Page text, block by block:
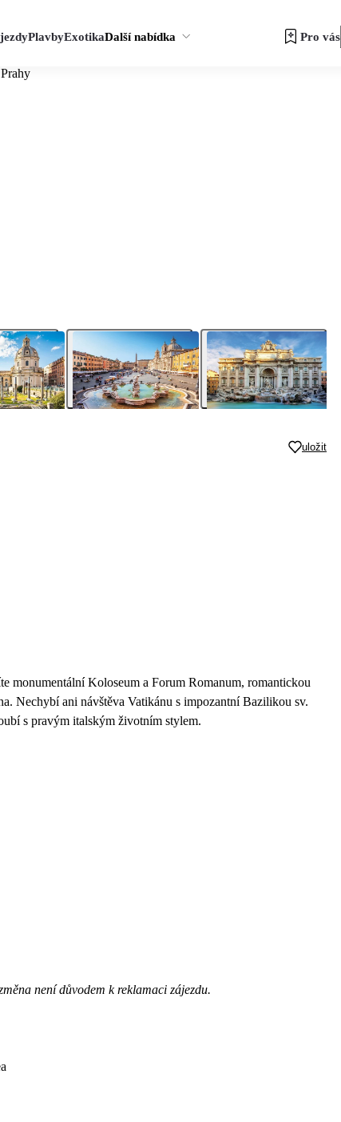
PlavbyExotikaDalší nabídka Pro vás
uložit
monumentální Koloseum a Forum Romanum, romantickou
Nechybí ani návštěva Vatikánu s impozantní Bazilikou sv.
s pravým italským životním stylem.
není důvodem k reklamaci zájezdu.